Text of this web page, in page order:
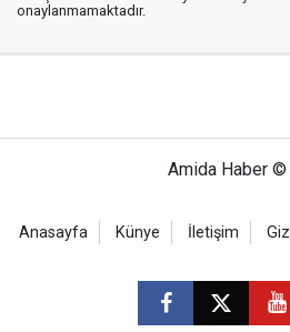
onaylanmamaktadır.
Amida Haber
Anasayfa Künye İletişim